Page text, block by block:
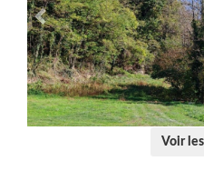
Voir